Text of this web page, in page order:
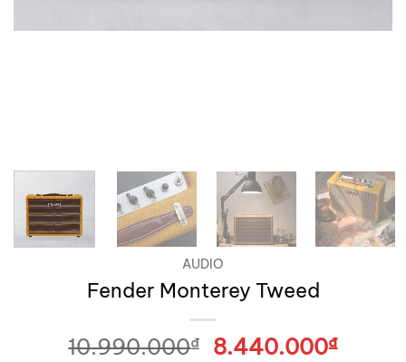
AUDIO
Fender Monterey Tweed
10.990.000₫
Giá
8.440.000₫Giá